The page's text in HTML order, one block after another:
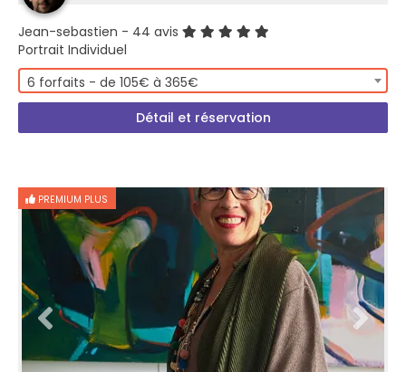
Jean-sebastien - 44 avis
Portrait Individuel
6 forfaits - de 105€ à 365€
Détail et réservation
PREMIUM PLUS